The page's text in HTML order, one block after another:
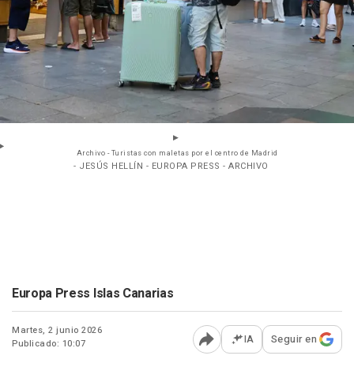
Archivo - Turistas con maletas por el centro de Madrid
- JESÚS HELLÍN - EUROPA PRESS - ARCHIVO
Europa Press Islas Canarias
Martes, 2 junio 2026
Publicado: 10:07
Abrir opciones para
IA Seguir en